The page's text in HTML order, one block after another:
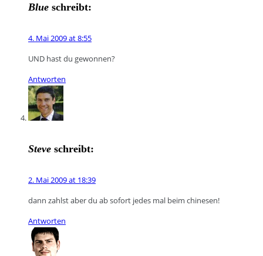
Blue schreibt:
4. Mai 2009 at 8:55
UND hast du gewonnen?
Antworten
Steve schreibt:
2. Mai 2009 at 18:39
dann zahlst aber du ab sofort jedes mal beim chinesen!
Antworten